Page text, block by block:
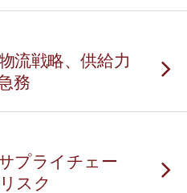
流戦略、供給力
務
プライチェー
スク